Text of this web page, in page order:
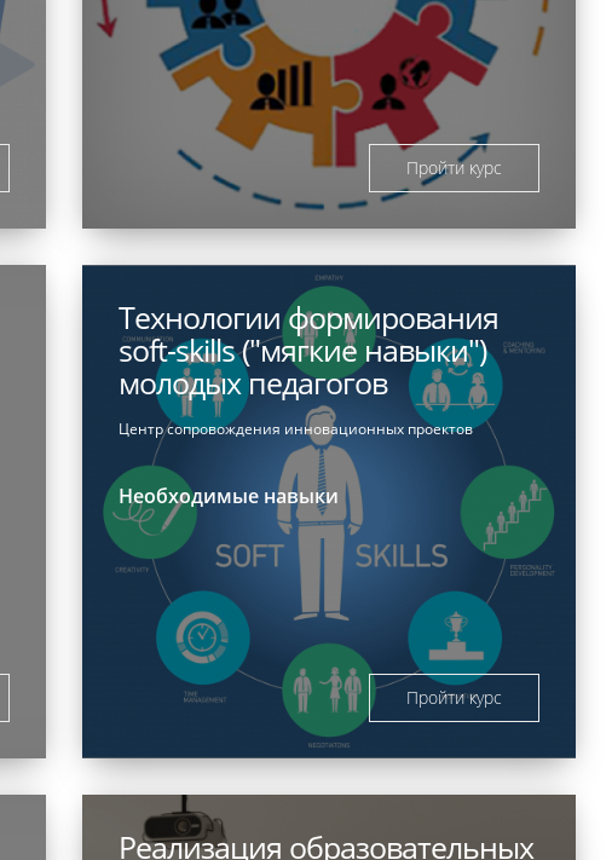
Пройти курс
Технологии формирования
soft-skills ("мягкие навыки")
молодых педагогов
Центр сопровождения инновационных проектов
Необходимые навыки
Пройти курс
Реализация образовательных